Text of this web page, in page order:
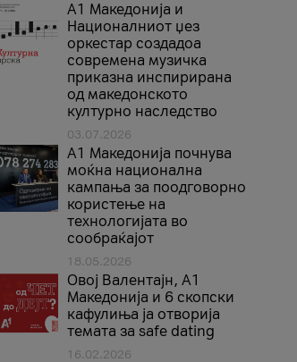
А1 Македонија и
Националниот џез
оркестар создадоа
современа музичка
приказна инспирирана
од македонското
културно наследство
03.07.2026
A1 Македонија почнува
моќна национална
кампања за поодговорно
користење на
технологијата во
сообраќајот
18.05.2026
Овој Валентајн, A1
Македонија и 6 скопски
кафулиња ја отворија
темата за safe dating
16.02.2026